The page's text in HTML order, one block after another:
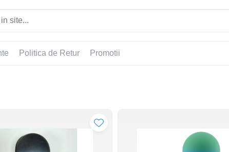
Politica de Retur Promotii